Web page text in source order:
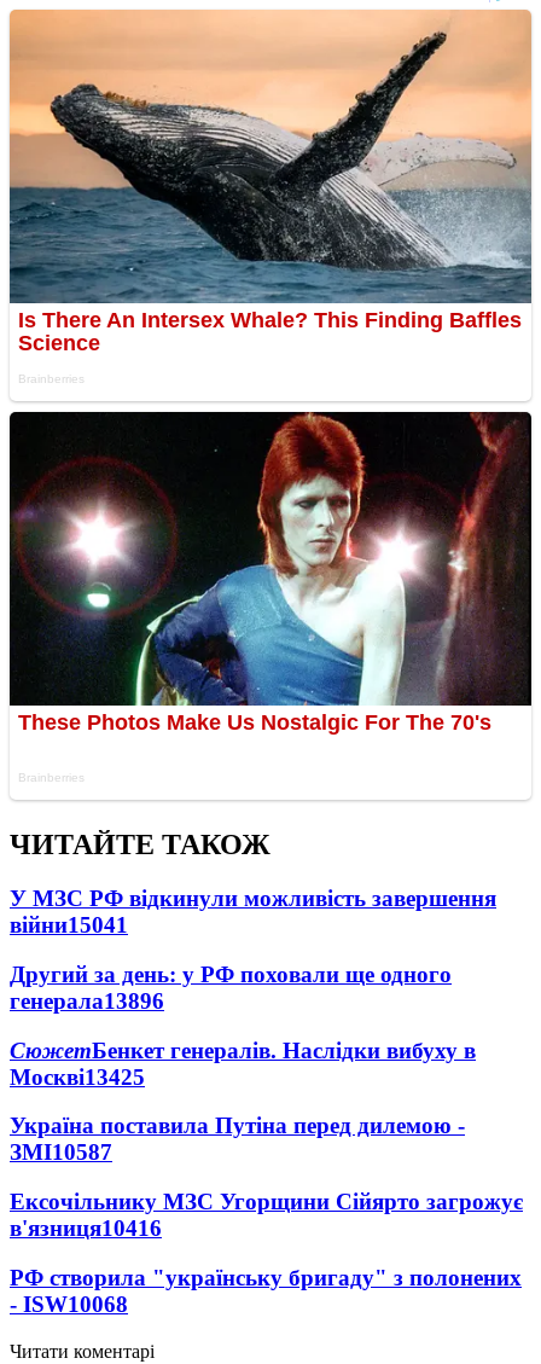
ЧИТАЙТЕ ТАКОЖ
У МЗС РФ відкинули можливість завершення
війни15041
Другий за день: у РФ поховали ще одного
генерала13896
СюжетБенкет генералів. Наслідки вибуху в
Москві13425
Україна поставила Путіна перед дилемою -
ЗМІ10587
Ексочільнику МЗС Угорщини Сійярто загрожує
в'язниця10416
РФ створила "українську бригаду" з полонених
- ISW10068
Читати коментарі